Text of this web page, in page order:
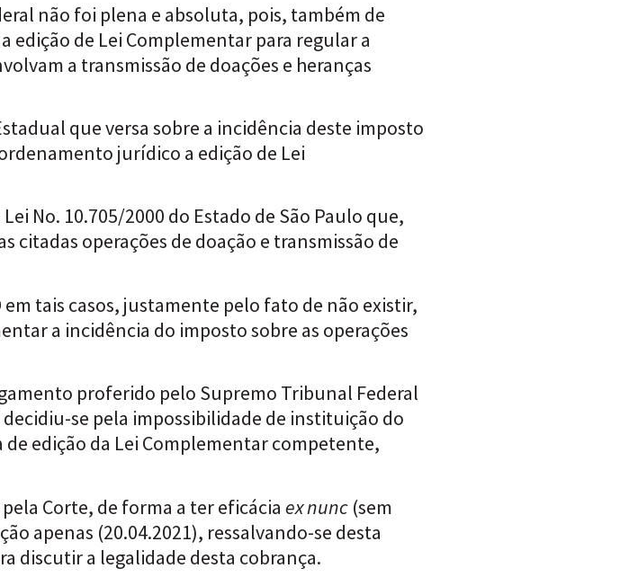
não foi plena e absoluta, pois, também de
edição de Lei Complementar para regular a
a transmissão de doações e heranças
que versa sobre a incidência deste imposto
jurídico a edição de Lei
No. 10.705/2000 do Estado de São Paulo que,
citadas operações de doação e transmissão de
tais casos, justamente pelo fato de não existir,
a incidência do imposto sobre as operações
proferido pelo Supremo Tribunal Federal
se pela impossibilidade de instituição do
edição da Lei Complementar competente,
Corte, de forma a ter eficácia ex nunc (sem
apenas (20.04.2021), ressalvando-se desta
discutir a legalidade desta cobrança.